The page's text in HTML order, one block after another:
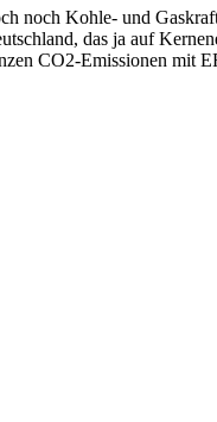
noch Kohle- und
das ja auf
CO2-Emissionen mit